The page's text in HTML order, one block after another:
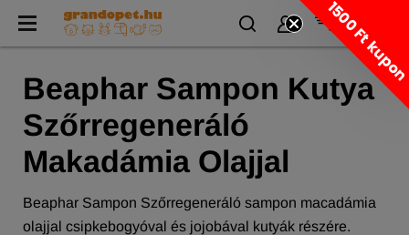
Beaphar Sampon Kutya
Szőrregeneráló
Makadámia Olajjal
Beaphar Sampon Szőrregeneráló sampon macadámia
olajjal csipkebogyóval és jojobával kutyák részére.
1500 Ft